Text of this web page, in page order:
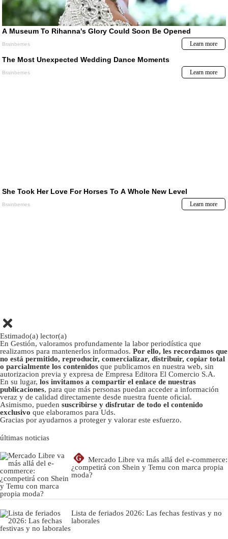
Estimado(a) lector(a)
En Gestión, valoramos profundamente la labor periodística que
realizamos para mantenerlos informados. Por ello, les recordamos que
no está permitido, reproducir, comercializar, distribuir, copiar total
o parcialmente los contenidos que publicamos en nuestra web, sin
autorizacion previa y expresa de Empresa Editora El Comercio S.A.
En su lugar, los invitamos a compartir el enlace de nuestras
publicaciones, para que más personas puedan acceder a información
veraz y de calidad directamente desde nuestra fuente oficial.
Asimismo, pueden suscribirse y disfrutar de todo el contenido
exclusivo que elaboramos para Uds.
Gracias por ayudarnos a proteger y valorar este esfuerzo.
últimas noticias
G
Mercado Libre va más allá del e-commerce:
¿competirá con Shein y Temu con marca propia
moda?
Lista de feriados 2026: Las fechas festivas y no
laborales